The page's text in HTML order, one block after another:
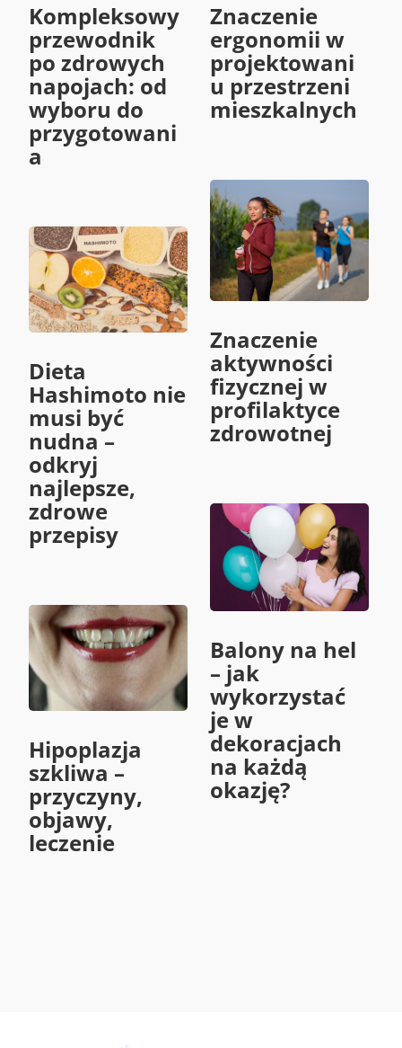
Kompleksowy
przewodnik
po zdrowych
napojach: od
wyboru do
przygotowani
a
Dieta
Hashimoto nie
musi być
nudna –
odkryj
najlepsze,
zdrowe
przepisy
Hipoplazja
szkliwa –
przyczyny,
objawy,
leczenie
Znaczenie
ergonomii w
projektowani
u przestrzeni
mieszkalnych
Znaczenie
aktywności
fizycznej w
profilaktyce
zdrowotnej
Balony na hel
– jak
wykorzystać
je w
dekoracjach
na każdą
okazję?